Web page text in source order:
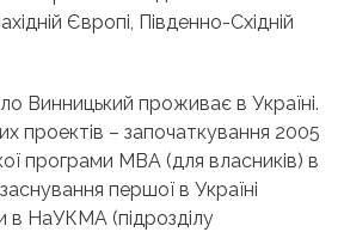
Європі, Південно-Східній
Винницький проживає в Україні.
проектів – започаткування 2005
програми МВА (для власників) в
першої в Україні
в НаУКМА (підрозділу